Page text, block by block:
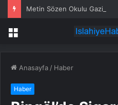
Menü
Anasayfa / Haber
Haber